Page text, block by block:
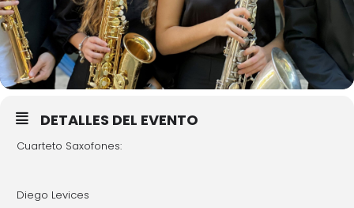
DETALLES DEL EVENTO
Cuarteto Saxofones:
Diego Levices